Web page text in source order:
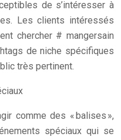
de s’intéresser à
Les clients intéressés
chercher # mangersain
de niche spécifiques
très pertinent.
comme des « balises »,
spéciaux qui se